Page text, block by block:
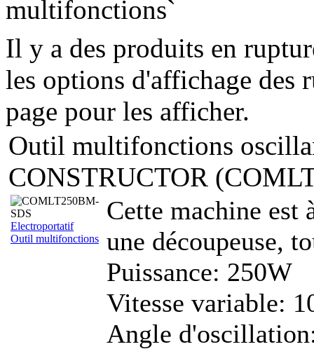
multifonctions`
Il y a des produits en
les options d'affichage des
page pour les afficher.
Outil multifonctions
CONSTRUCTOR
Electroportatif
Outil multifonctions
Cette machine est
une découpeuse,
Puissance: 250W
Vitesse variable:
Angle